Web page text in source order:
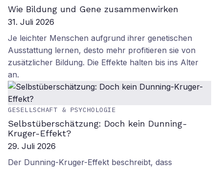
Wie Bildung und Gene zusammenwirken
31. Juli 2026
Je leichter Menschen aufgrund ihrer genetischen
Ausstattung lernen, desto mehr profitieren sie von
zusätzlicher Bildung. Die Effekte halten bis ins Alter
an.
GESELLSCHAFT & PSYCHOLOGIE
Selbstüberschätzung: Doch kein Dunning-
Kruger-Effekt?
29. Juli 2026
Der Dunning-Kruger-Effekt beschreibt, dass